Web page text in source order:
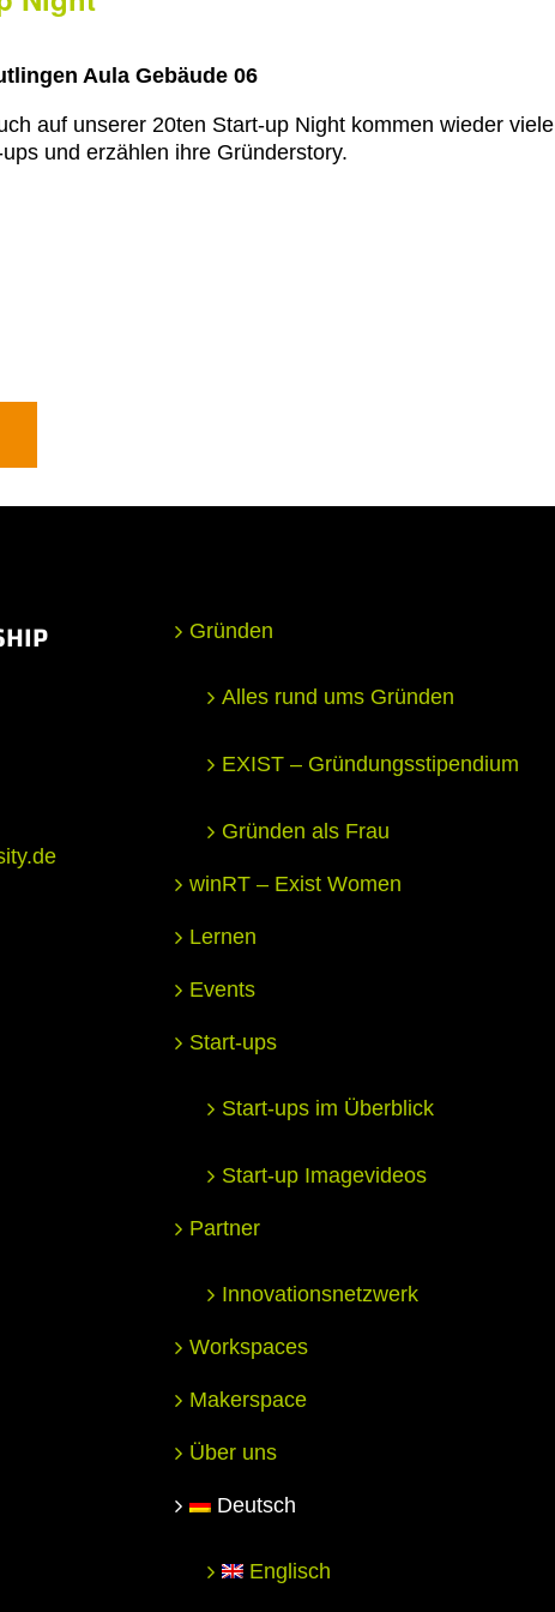
Aula Gebäude 06
auf unserer 20ten Start-up Night kommen wieder viele
und erzählen ihre Gründerstory.
Gründen
Alles rund ums Gründen
EXIST – Gründungsstipendium
Gründen als Frau
winRT – Exist Women
Lernen
Events
Start-ups
Start-ups im Überblick
Start-up Imagevideos
Partner
Innovationsnetzwerk
Workspaces
Makerspace
Über uns
Deutsch
Englisch